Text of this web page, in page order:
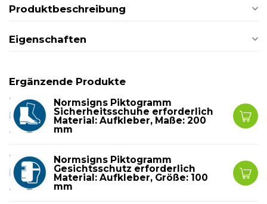
Produktbeschreibung
Eigenschaften
Ergänzende Produkte
Normsigns Piktogramm
Sicherheitsschuhe erforderlich
Material: Aufkleber, Maße: 200
mm
Normsigns Piktogramm
Gesichtsschutz erforderlich
Material: Aufkleber, Größe: 100
mm